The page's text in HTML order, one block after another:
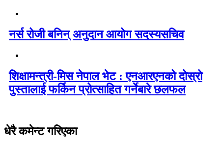
नर्स रोजी बनिन् अनुदान आयोग सदस्यसचिव
शिक्षामन्त्री-मिस नेपाल भेट : एनआरएनको दोस्रो
पुस्तालाई फर्किन प्रोत्साहित गर्नेबारे छलफल
धेरै कमेन्ट गरिएका